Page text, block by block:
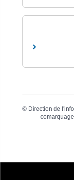
© Direction de